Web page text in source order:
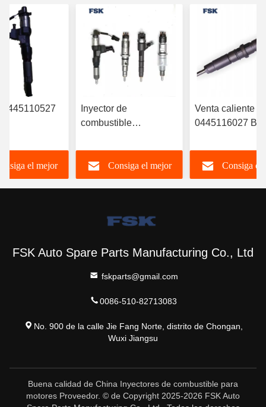
0445110527
de
Inyector
el mejor
Inyector de
combustible
Euro IV Inyector
612630090055 FSKG
Duradero
Consiga el mejor
Venta caliente
0445116027
combustible
6420701287
Mercedes
Consiga el
FSK Auto Spare Parts Manufacturing Co., Ltd
fskparts@gmail.com
0086-510-82713083
No. 900 de la calle Jie Fang Norte, distrito de Chongan,
Wuxi Jiangsu
Buena calidad de China Inyectores de combustible para
motores Proveedor. © de Copyright 2025-2026 FSK Auto